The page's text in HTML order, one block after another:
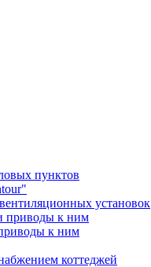
пунктов
установок
приводы к ним
к ним
коттеджей